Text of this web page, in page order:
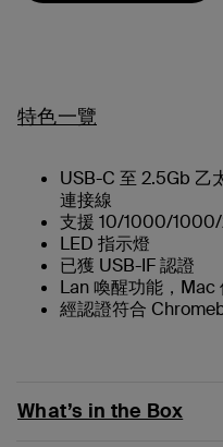
特色一覽
USB-C 至 2.5Gb 乙
連接線
支援 10/1000/
LED 指示燈
已獲 USB-IF 認證
Lan 喚醒功能，Mac
經認證符合
What’s in the Box